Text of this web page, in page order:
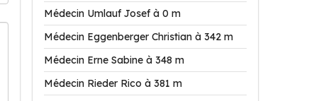
Médecin Umlauf Josef à 0 m
Médecin Eggenberger Christian à 342 m
Médecin Erne Sabine à 348 m
Médecin Rieder Rico à 381 m